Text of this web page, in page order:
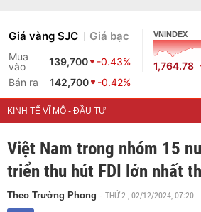
Giá vàng SJC Giá bạc
Mua
vào
139,700
-0.43%
Bán ra
142,700 -0.42%
VNINDEX
1,764.78
KINH TẾ VĨ MÔ - ĐẦU TƯ
Việt Nam trong nhóm 15
triển thu hút FDI lớn nhất
Theo Trường Phong - THỨ 2 , 02/12/2024, 07:20